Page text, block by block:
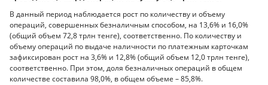
В данный период наблюдается рост по количеству и объему
операций, совершенных безналичным способом, на 13,6% и 16,0%
(общий объем 72,8 трлн тенге), соответственно. По количеству и
объему операций по выдаче наличности по платежным карточкам
зафиксирован рост на 3,6% и 12,8% (общий объем 12,0 трлн тенге),
соответственно. При этом, доля безналичных операций в общем
количестве составила 98,0%, в общем объеме – 85,8%.